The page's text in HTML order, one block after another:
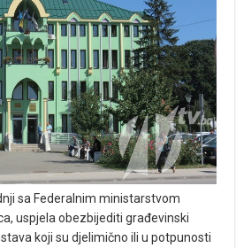
sa Federalnim ministarstvom
uspjela obezbijediti građevinski
koji su djelimično ili u potpunosti